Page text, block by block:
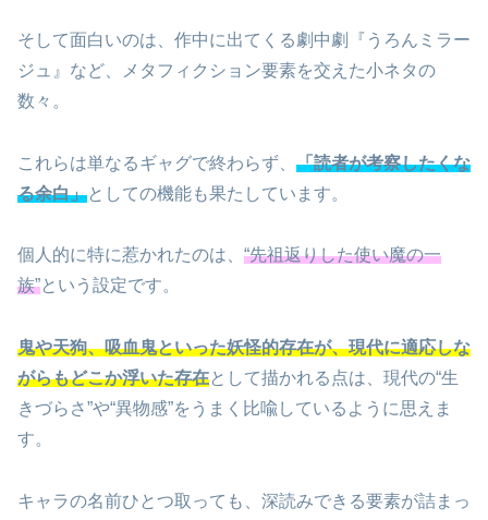
そして面白いのは、作中に出てくる劇中劇『うろんミラー
ジュ』など、メタフィクション要素を交えた小ネタの
数々。
これらは単なるギャグで終わらず、 「読者が考察したくな
る余白」としての機能も果たしています。
個人的に特に惹かれたのは、 “先祖返りした使い魔の一
族”という設定です。
鬼や天狗、吸血鬼といった妖怪的存在が、現代に適応しな
がらもどこか浮いた存在として描かれる点は、現代の“生
きづらさ”や“異物感”をうまく比喩しているように思えま
す。
キャラの名前ひとつ取っても、深読みできる要素が詰まっ